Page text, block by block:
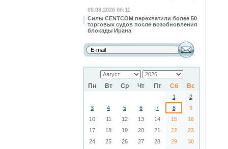
08.08.2026 06:11
Силы CENTCOM перехватили более 50
торговых судов после возобновления
блокады Ирана
Пн Вт Ср Чт Пт Сб Вс
1
2
3
4 5 6 7 8
9
10
11 12 13 14 15
16
17
18 19 20 21 22
23
24
25 26 27 28 29 30